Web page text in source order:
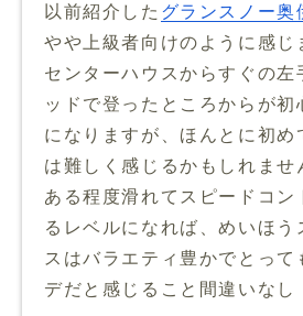
以前紹介した グランスノー奥
やや上級者向けのように感じ
センターハウスからすぐの左
ッドで登ったところからが初
になりますが、ほんとに初め
は難しく感じるかもしれませ
ある程度滑れてスピードコン
るレベルになれば、めいほう
スはバラエティ豊かでとって
デだと感じること間違いなし